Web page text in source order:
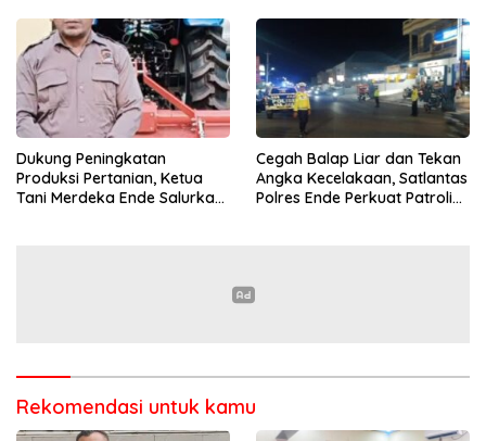
Dukung Peningkatan
Produksi Pertanian, Ketua
Tani Merdeka Ende Salurkan
Cegah Balap Liar dan Tekan
Angka Kecelakaan, Satlantas
Polres Ende Perkuat Patroli
Rekomendasi untuk kamu